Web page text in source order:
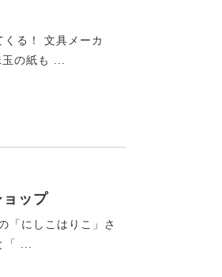
る！ 文具メーカ
玉の紙も ...
ョップ
「にしこはりこ」さ
...